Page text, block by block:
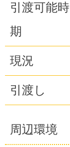
引渡可能時
期
現況
引渡し
周辺環境